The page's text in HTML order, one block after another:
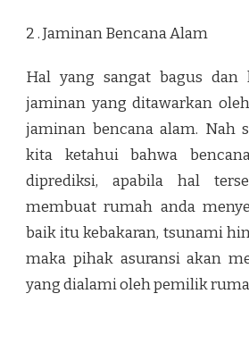
2 . Jaminan Bencana Alam
Hal yang sangat bagus dan
jaminan yang ditawarkan
jaminan bencana alam. Nah
kita ketahui bahwa
diprediksi, apabila hal
membuat rumah anda
baik itu kebakaran, tsunami
maka pihak asuransi akan
yang dialami oleh pemilik